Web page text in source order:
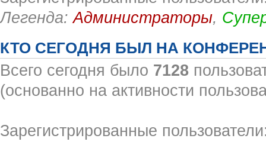
Легенда:Администраторы,
КТО СЕГОДНЯ БЫЛ НА
Всего сегодня было 7128
(основанно на активности
Зарегистрированные